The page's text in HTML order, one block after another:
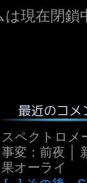
現在閉鎖
最近のコメ
スペクトロメ
事変：前夜 │
果オーライ